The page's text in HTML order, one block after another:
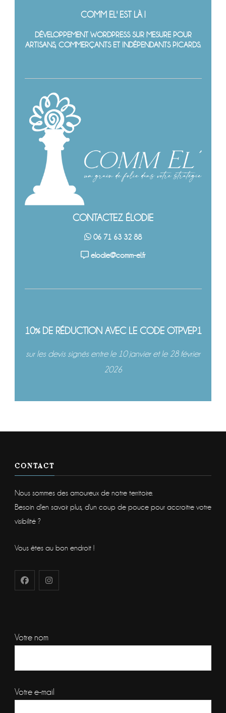
COMM EL' EST LÀ !
DÉVELOPPEMENT WORDPRESS SUR MESURE POUR
ARTISANS, COMMERÇANTS ET INDÉPENDANTS PICARDS.
CONTACTEZ ÉLODIE
06 71 63 32 88
elodie@comm-el.fr
10% DE RÉDUCTION AVEC LE CODE OTPVEP1
sur les devis signés entre le 10 janvier et le 28 février
2026
CONTACT
Nous sommes des amoureux de notre territoire.
Besoin d'en savoir plus, d'un coup de pouce pour accroitre votre
visibilité ?
Vous êtes au bon endroit !
Votre nom
Votre e-mail